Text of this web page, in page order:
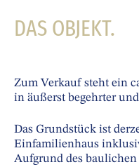
DAS OBJEKT.
Zum Verkauf steht ein
in äußerst begehrter
Das Grundstück ist
Einfamilienhaus
Aufgrund des